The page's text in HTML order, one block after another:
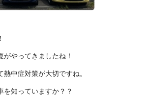
やってきましたね！
中症対策が大切ですね。
を知っていますか？？